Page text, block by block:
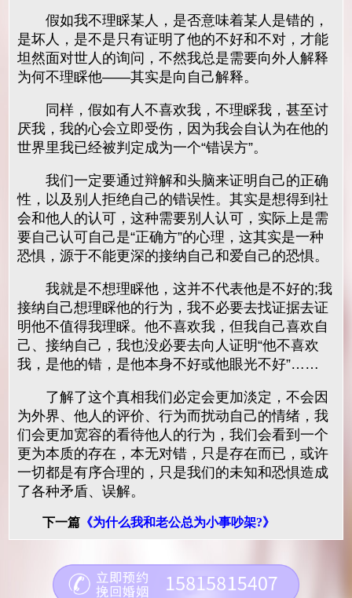
假如我不理睬某人，是否意味着某人是错的，
是坏人，是不是只有证明了他的不好和不对，才能
坦然面对世人的询问，不然我总是需要向外人解释
为何不理睬他——其实是向自己解释。
同样，假如有人不喜欢我，不理睬我，甚至讨
厌我，我的心会立即受伤，因为我会自认为在他的
世界里我已经被判定成为一个“错误方”。
我们一定要通过辩解和头脑来证明自己的正确
性，以及别人拒绝自己的错误性。其实是想得到社
会和他人的认可，这种需要别人认可，实际上是需
要自己认可自己是“正确方”的心理，这其实是一种
恐惧，源于不能更深的接纳自己和爱自己的恐惧。
我就是不想理睬他，这并不代表他是不好的;我
接纳自己想理睬他的行为，我不必要去找证据去证
明他不值得我理睬。他不喜欢我，但我自己喜欢自
己、接纳自己，我也没必要去向人证明“他不喜欢
我，是他的错，是他本身不好或他眼光不好”……
了解了这个真相我们必定会更加淡定，不会因
为外界、他人的评价、行为而扰动自己的情绪，我
们会更加宽容的看待他人的行为，我们会看到一个
更为本质的存在，本无对错，只是存在而已，或许
一切都是有序合理的，只是我们的未知和恐惧造成
了各种矛盾、误解。
下一篇 《为什么我和老公总为小事吵架?》